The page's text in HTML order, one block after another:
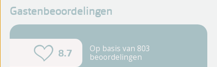
Gastenbeoordelingen
8.7
Op basis van 803
beoordelingen